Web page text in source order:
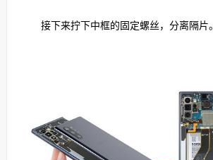
接下来拧下中框的固定螺丝，分离隔片。